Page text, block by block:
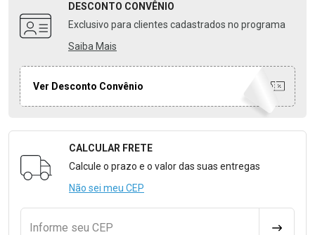
DESCONTO CONVÊNIO
Exclusivo para clientes cadastrados no programa
Saiba Mais
Ver Desconto Convênio
Formulário para Calcular o Frete
CALCULAR FRETE
Calcule o prazo e o valor das suas entregas
Não sei meu CEP
Informe seu CEP